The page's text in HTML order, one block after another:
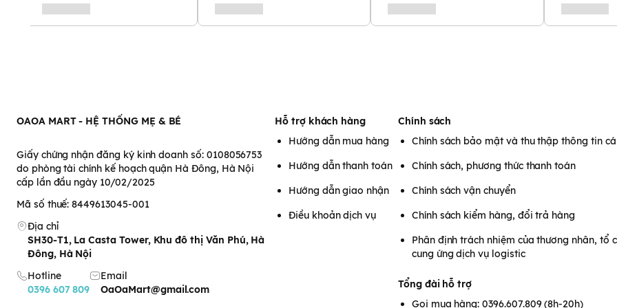
Hegen size Y cut cho bé trên 6 tháng
sinh, giúp cơ hàm của bé phát triển tối đa.
Núm ty Hegen size Y cut được làm từ chất liệu silicone mềm mại mang đến sự thoải mái cho
miệng cũng như phần nướu non nớt của bé. Với thiết kế vừa vặn vòm miệng của bé, núm ty
bình Hegen mang đến cảm giác thoải mái và êm ái. Không gây tổn thương cho nướu và lợi
của bé.
OAOA MART - HỆ THỐNG MẸ & BÉ
Giấy chứng nhận đăng ký kinh doanh số: 0108056753
do phòng tài chính kế hoạch quận Hà Đông, Hà Nội
cấp lần đầu ngày 10/02/2025
Mã số thuế: 8449613045-001
Địa chỉ
SH30-T1, La Casta Tower, Khu đô thị Văn Phú, Hà
Đông, Hà Nội
Hotline
0396 607 809
Email
OaOaMart@gmail.com
Hỗ trợ khách hàng
Hướng dẫn mua hàng
Hướng dẫn thanh toán
Hướng dẫn giao nhận
Điều khoản dịch vụ
Chính sách
Chính sách bảo mật và thu thập thông tin
Chính sách, phương thức thanh toán
Chính sách vận chuyển
Chính sách kiểm hàng, đổi trả hàng
Phân định trách nhiệm của thương nhân, tổ
cung ứng dịch vụ logistic
Tổng đài hỗ trợ
Gọi mua hàng: 0396.607.809 (8h-20h)